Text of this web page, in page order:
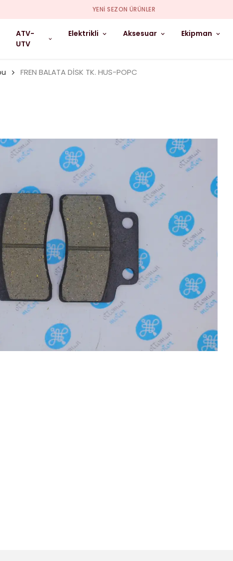
YENI SEZON ÜRÜNLER
ATV-
UTV
Elektrikli Aksesuar Ekipman
FREN BALATA DİSK TK. HUS-POPC